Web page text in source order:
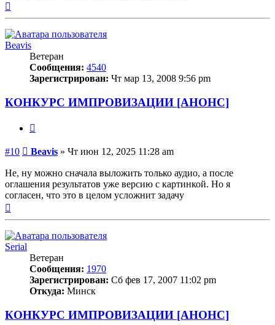
к
началу
Beavis
Ветеран
Сообщения: 4540
Зарегистрирован: Чт мар 13, 2008 9:56 pm
КОНКУРС ИМПРОВИЗАЦИИ [АНОНС]
#10 Сообщение
Beavis » Чт июн 12, 2025 11:28 am
Не, ну можно сначала выложить только аудио, а после
оглашения результатов уже версию с картинкой. Но я
согласен, что это в целом усложнит задачу
Serial
Ветеран
Сообщения: 1970
Зарегистрирован: Сб фев 17, 2007 11:02 pm
Откуда: Минск
КОНКУРС ИМПРОВИЗАЦИИ [АНОНС]